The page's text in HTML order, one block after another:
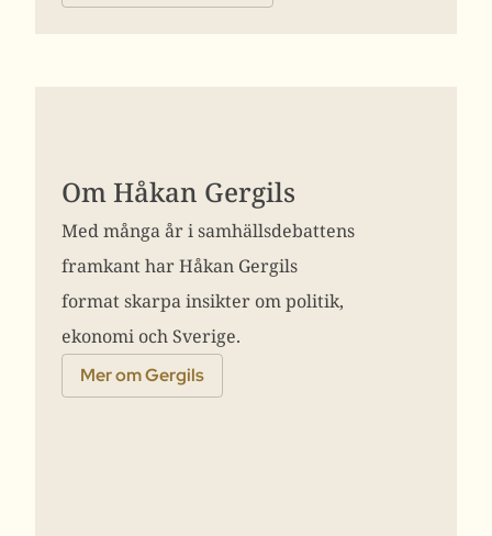
Om Håkan Gergils
Med många år i samhällsdebattens
framkant har Håkan Gergils
format skarpa insikter om politik,
ekonomi och Sverige.
Mer om Gergils